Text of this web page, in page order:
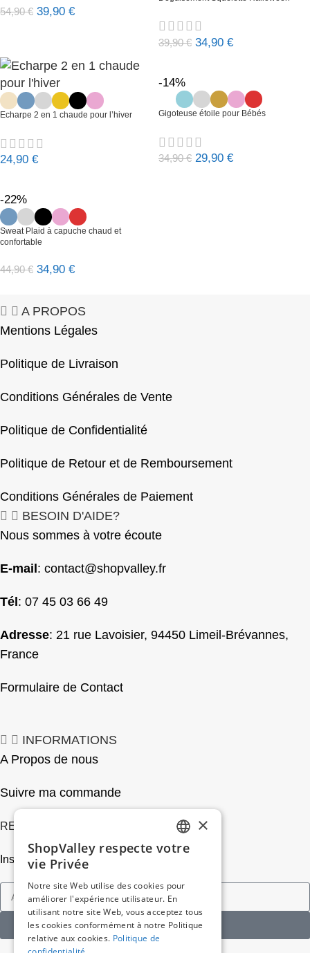
54,90€ 39,90 €
39,90€ 34,90 €
Echarpe 2 en 1 chaude pour l’hiver
24,90 €
-14%
Gigoteuse étoile pour Bébés
34,90€ 29,90 €
-22%
Sweat Plaid à capuche chaud et
confortable
44,90€ 34,90 €
A PROPOS
Mentions Légales
Politique de Livraison
Conditions Générales de Vente
Politique de Confidentialité
Politique de Retour et de Remboursement
Conditions Générales de Paiement
BESOIN D'AIDE?
Nous sommes à votre écoute
E-mail : contact@shopvalley.fr
Tél : 07 45 03 66 49
Adresse: 21 rue Lavoisier, 94450 Limeil-Brévannes,
France
Formulaire de Contact
INFORMATIONS
A Propos de nous
Suivre ma commande
REJOIGNEZ-NOUS
Inscrivez-vous a notre newsletter
je m'abonne
FRENCH
×
ShopValley respecte votre
vie Privée
Notre site Web utilise des cookies pour
améliorer l'expérience utilisateur. En
utilisant notre site Web, vous acceptez tous
les cookies conformément à notre Politique
relative aux cookies. Politique de